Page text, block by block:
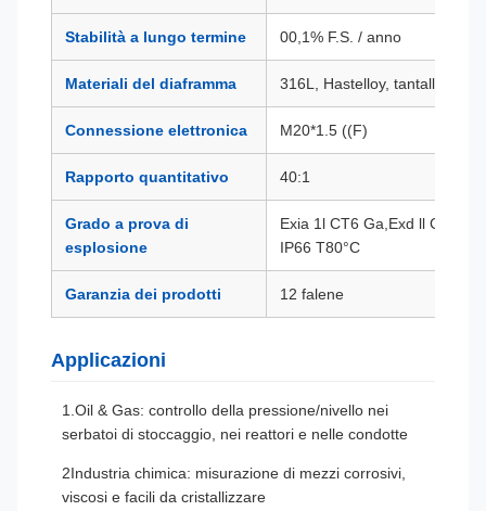
Stabilità a lungo termine 00,1% F.S. / anno
Materiali del diaframma 316L, Hastelloy, tantallo, ecc.
Connessione elettronica M20*1.5 ((F)
Rapporto quantitativo 40:1
Grado a prova di
esplosione
Exia 1l CT6 Ga,Exd ll CT6
IP66 T80°C
Garanzia dei prodotti 12 falene
Applicazioni
1.Oil & Gas: controllo della pressione/nivello nei
serbatoi di stoccaggio, nei reattori e nelle condotte
2Industria chimica: misurazione di mezzi corrosivi,
viscosi e facili da cristallizzare